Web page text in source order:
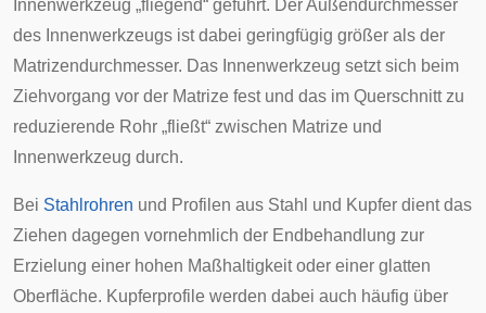
Innenwerkzeug „fliegend“ geführt. Der Außendurchmesser
des Innenwerkzeugs ist dabei geringfügig größer als der
Matrizendurchmesser. Das Innenwerkzeug setzt sich beim
Ziehvorgang vor der Matrize fest und das im Querschnitt zu
reduzierende Rohr „fließt“ zwischen Matrize und
Innenwerkzeug durch.
Bei Stahlrohren und Profilen aus Stahl und Kupfer dient das
Ziehen dagegen vornehmlich der Endbehandlung zur
Erzielung einer hohen Maßhaltigkeit oder einer glatten
Oberfläche. Kupferprofile werden dabei auch häufig über